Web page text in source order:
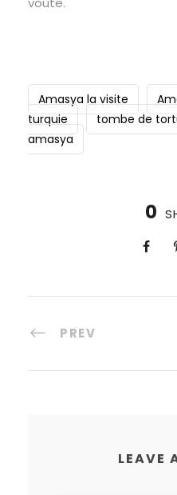
Amasya la visite
turquie
tombe de
amasya
0
PREV
LEAVE